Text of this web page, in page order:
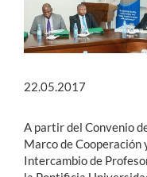
22.05.2017
A partir del Convenio
Marco de Cooperación
Intercambio de